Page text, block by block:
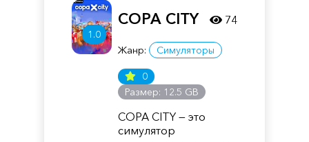
1.0
COPA CITY
Жанр: Симуляторы
0
Размер: 12.5 GB
COPA CITY — это
симулятор
74